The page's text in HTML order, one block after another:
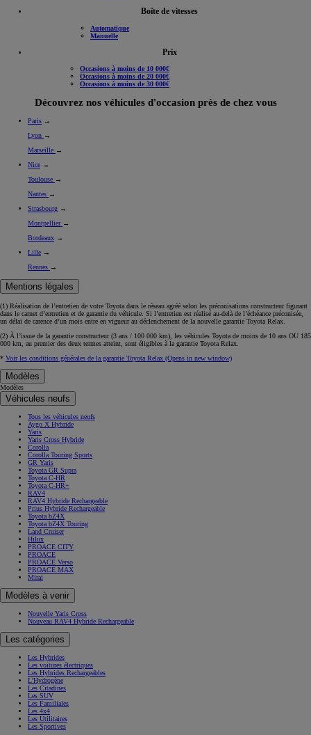
Boîte de vitesses
Automatique
Manuelle
Prix
Occasions à moins de 10 000€
Occasions à moins de 20 000€
Occasions à moins de 30 000€
Découvrez nos véhicules d'occasion près de chez vous
Paris →
Lyon →
Marseille →
Nice →
Toulouse →
Nantes →
Strasbourg →
Montpellier →
Bordeaux →
Lille →
Rennes →
Mentions légales
(1) Réalisation de l’entretien de votre Toyota dans le réseau agréé selon les préconisations constructeur figurant
dans le carnet d’entretien et de garantie du véhicule. Si l’entretien est réalisé au-delà de l’échéance préconisée,
un délai de carence d’un mois entre en vigueur au déclenchement de la nouvelle garantie Toyota Relax.
(2) À l’issue de la garantie constructeur (3 ans / 100 000 km), les véhicules Toyota de moins de 10 ans OU 185
000 km, au premier des deux termes atteint, sont éligibles à la garantie Toyota Relax.
* Voir les conditions générales de la garantie Toyota Relax (Opens in new window)
Modèles
Modèles
Véhicules neufs
Tous les véhicules neufs
Aygo X Hybride
Yaris
Yaris Cross Hybride
Corolla
Corolla Touring Sports
GR Yaris
Toyota GR Supra
Toyota C-HR
Toyota C-HR+
RAV4
RAV4 Hybride Rechargeable
Prius Hybride Rechargeable
Toyota bZ4X
Toyota bZ4X Touring
Land Cruiser
Hilux
PROACE CITY
PROACE
PROACE Verso
PROACE MAX
Mirai
Modèles à venir
Nouvelle Yaris Cross
Nouveau RAV4 Hybride Rechargeable
Les catégories
Les Hybrides
Les voitures électriques
Les Hybrides Rechargeables
L'Hydrogène
Les Citadines
Les SUV
Les Familiales
Les 4x4
Les Utilitaires
Les Sportives